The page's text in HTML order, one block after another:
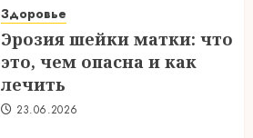
Здоровье
Эрозия шейки матки: что
это, чем опасна и как
лечить
23.06.2026